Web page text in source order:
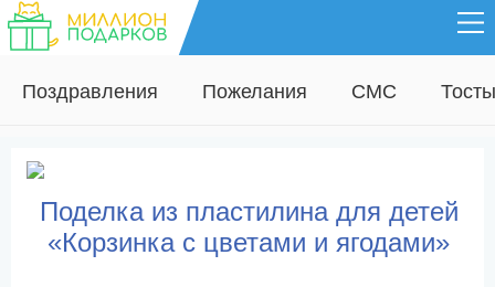
Поздравления Пожелания СМС Тосты
Поделка из пластилина для детей
«Корзинка с цветами и ягодами»